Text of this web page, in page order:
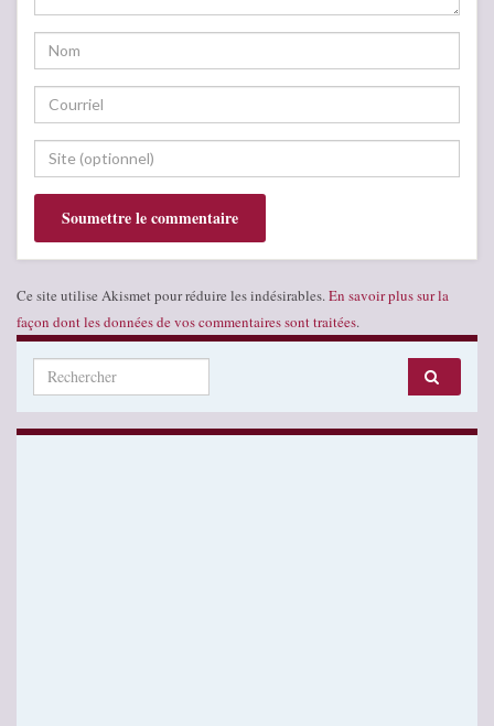
Ce site utilise Akismet pour réduire les indésirables. En savoir plus sur la
façon dont les données de vos commentaires sont traitées.
Search for: